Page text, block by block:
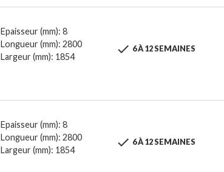
Epaisseur (mm): 8
Longueur (mm): 2800
Largeur (mm): 1854
 6 À 12 SEMAINES
Epaisseur (mm): 8
Longueur (mm): 2800
Largeur (mm): 1854
 6 À 12 SEMAINES